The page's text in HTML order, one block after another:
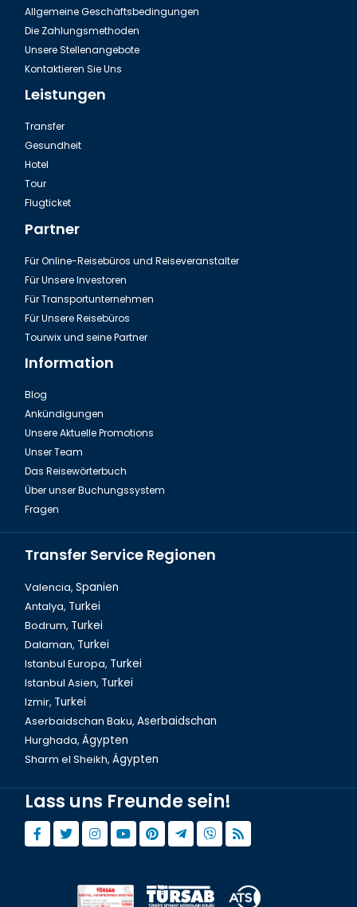
Allgemeine Geschäftsbedingungen
Die Zahlungsmethoden
Unsere Stellenangebote
Kontaktieren Sie Uns
Leistungen
Transfer
Gesundheit
Hotel
Tour
Flugticket
Partner
Für Online-Reisebüros und Reiseveranstalter
Für Unsere Investoren
Für Transportunternehmen
Für Unsere Reisebüros
Tourwix und seine Partner
Information
Blog
Ankündigungen
Unsere Aktuelle Promotions
Unser Team
Das Reisewörterbuch
Über unser Buchungssystem
Fragen
Transfer Service Regionen
Valencia, Spanien
Antalya, Turkei
Bodrum, Turkei
Dalaman, Turkei
Istanbul Europa, Turkei
Istanbul Asien, Turkei
Izmir, Turkei
Aserbaidschan Baku, Aserbaidschan
Hurghada, Ägypten
Sharm el Sheikh, Ägypten
Lass uns Freunde sein!